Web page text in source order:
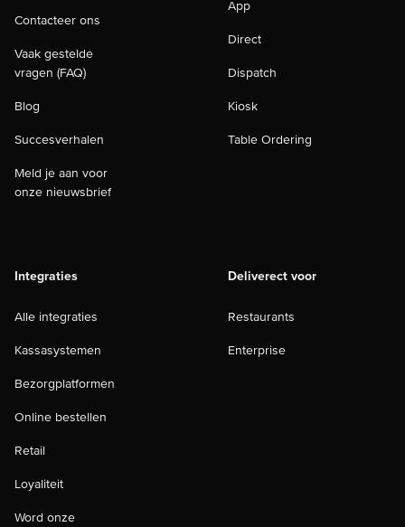
Contacteer ons
Vaak gestelde
vragen (FAQ)
Blog
Succesverhalen
Meld je aan voor
onze nieuwsbrief
App
Direct
Dispatch
Kiosk
Table Ordering
Integraties
Alle integraties
Kassasystemen
Bezorgplatformen
Online bestellen
Retail
Loyaliteit
Word onze
Deliverect voor
Restaurants
Enterprise